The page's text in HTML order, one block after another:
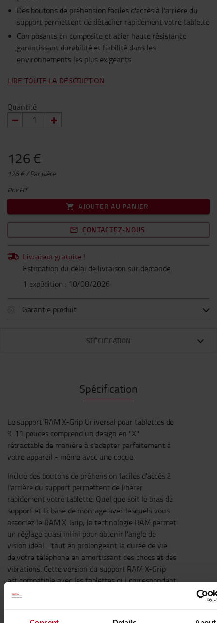
Des boutons de préhension faciles d'accès à l'arrière du
support permettent de détacher rapidement votre tablette
Composants en composite et acier haute résistance
garantissant durabilité et fiabilité dans les
environnements les plus exigeants
LIRE TOUTE LA DESCRIPTION
Quantité
126 €
126 € / Par pièce
Prix HT
AJOUTER AU PANIER
CONTACTEZ-NOUS
Livraison gratuite !
Estimation du délai de livraison sur demande.
1 expédition : 10/08/2026
Garantie produit
SPÉCIFICATION
Spécification
Le support RAM X-Grip Universal pour tablettes de
9-11 pouces comprend un design en "X"
rétractable de manière à s'adapter parfaitement à
votre appareil - même avec une coque.
Inclue des boutons de préhension faciles d'accès à
l'arrière du support permettent de libérer
rapidement votre tablette. Quel que soit le bras de
support et la base de montage avec lesquels vous
associez le RAM X-Grip, la technologie RAM permet
un réglage quasi infini pour obtenir l'angle de
vision idéal - tout en prolongeant la durée de vie
de votre téléphone en amortissant des chocs et des
vibrations. Cette version du support RAM X-Grip
est compatible avec les tablettes qui correspondent
aux dimensions indiquées ci-dessous. Il est